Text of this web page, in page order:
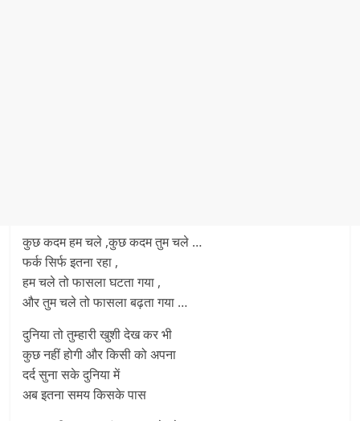
कुछ कदम हम चले ,कुछ कदम तुम चले …
फर्क सिर्फ इतना रहा ,
हम चले तो फासला घटता गया ,
और तुम चले तो फासला बढ़ता गया …
दुनिया तो तुम्हारी खुशी देख कर भी
कुछ नहीं होगी और किसी को अपना
दर्द सुना सके दुनिया में
अब इतना समय किसके पास